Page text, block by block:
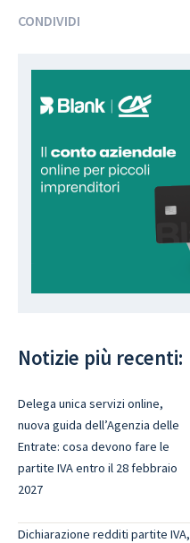
CONDIVIDI
Notizie più recenti:
Delega unica servizi online,
nuova guida dell’Agenzia delle
Entrate: cosa devono fare le
partite IVA entro il 28 febbraio
2027
Dichiarazione redditi partite IVA,